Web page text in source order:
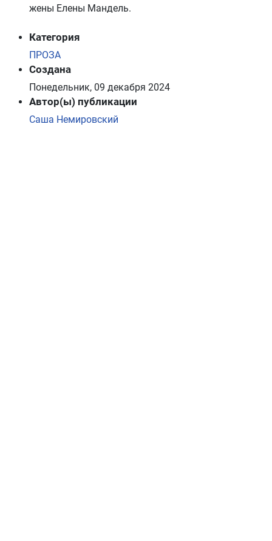
жены Елены Мандель.
Категория
ПРОЗА
Создана
Понедельник, 09 декабря 2024
Автор(ы) публикации
Саша Немировский